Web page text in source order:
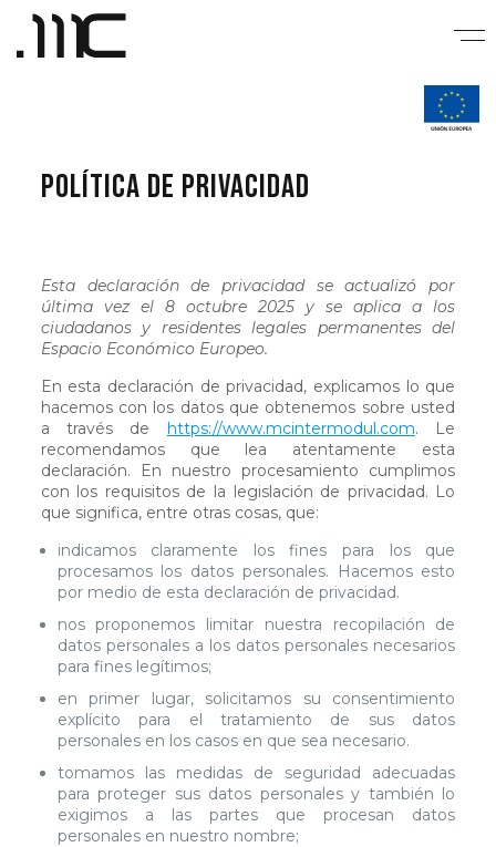
Política de privacidad
Esta declaración de privacidad se actualizó por
última vez el 8 octubre 2025 y se aplica a los
ciudadanos y residentes legales permanentes del
Espacio Económico Europeo.
En esta declaración de privacidad, explicamos lo que
hacemos con los datos que obtenemos sobre usted
a través de https://www.mcintermodul.com. Le
recomendamos que lea atentamente esta
declaración. En nuestro procesamiento cumplimos
con los requisitos de la legislación de privacidad. Lo
que significa, entre otras cosas, que:
indicamos claramente los fines para los que
procesamos los datos personales. Hacemos esto
por medio de esta declaración de privacidad.
nos proponemos limitar nuestra recopilación de
datos personales a los datos personales necesarios
para fines legítimos;
en primer lugar, solicitamos su consentimiento
explícito para el tratamiento de sus datos
personales en los casos en que sea necesario.
tomamos las medidas de seguridad adecuadas
para proteger sus datos personales y también lo
exigimos a las partes que procesan datos
personales en nuestro nombre;